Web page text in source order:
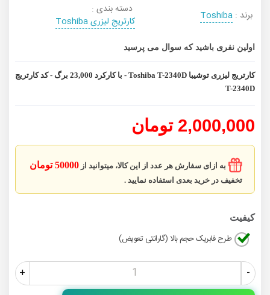
برند : Toshiba
دسته بندی :
کارتریج لیزری Toshiba
اولین نفری باشید که سوال می پرسید
کارتریج لیزری توشیبا Toshiba T-2340D - با کارکرد 23,000 برگ - کد کارتریج
T-2340D
2,000,000 تومان
به ازای سفارش هر عدد از این کالا، میتوانید از 50000 تومان
تخفیف در خرید بعدی استفاده نمایید .
کیفیت
طرح فابریک حجم بالا (گارانتی تعویض)
-
+